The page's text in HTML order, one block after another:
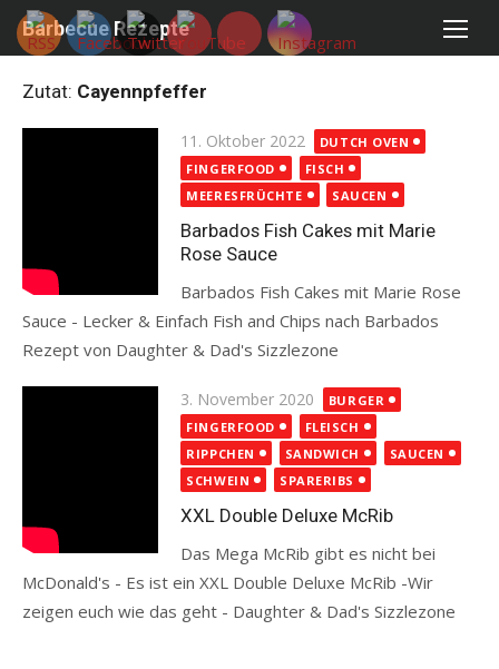
Skip
Barbecue Rezepte
Zutat: Cayennpfeffer
Posted
on
11. Oktober 2022
DUTCH OVEN
FINGERFOOD
FISCH
MEERESFRÜCHTE
SAUCEN
Barbados Fish Cakes mit Marie
Rose Sauce
Barbados Fish Cakes mit Marie Rose
Sauce - Lecker & Einfach Fish and Chips nach Barbados
Rezept von Daughter & Dad's Sizzlezone
Posted
on
3. November 2020
BURGER
FINGERFOOD
FLEISCH
RIPPCHEN
SANDWICH
SAUCEN
SCHWEIN
SPARERIBS
XXL Double Deluxe McRib
Das Mega McRib gibt es nicht bei
McDonald's - Es ist ein XXL Double Deluxe McRib -Wir
zeigen euch wie das geht - Daughter & Dad's Sizzlezone